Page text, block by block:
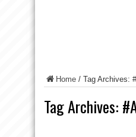
Home / Tag Archives:
Tag Archives: